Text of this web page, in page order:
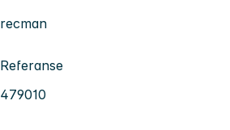
recman
Referanse
479010